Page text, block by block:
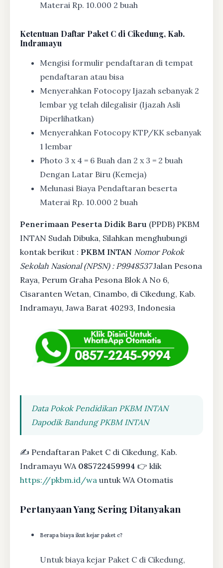
Materai Rp. 10.000 2 buah
Ketentuan Daftar Paket C di Cikedung, Kab.
Indramayu
Mengisi formulir pendaftaran di tempat
pendaftaran atau bisa
Menyerahkan Fotocopy Ijazah sebanyak 2
lembar yg telah dilegalisir (Ijazah Asli
Diperlihatkan)
Menyerahkan Fotocopy KTP/KK sebanyak
1 lembar
Photo 3 x 4 = 6 Buah dan 2 x 3 = 2 buah
Dengan Latar Biru (Kemeja)
Melunasi Biaya Pendaftaran beserta
Materai Rp. 10.000 2 buah
Penerimaan Peserta Didik Baru (PPDB) PKBM
INTAN Sudah Dibuka, Silahkan menghubungi
kontak berikut : PKBM INTAN Nomor Pokok
Sekolah Nasional (NPSN) : P9948537Jalan Pesona
Raya, Perum Graha Pesona Blok A No 6,
Cisaranten Wetan, Cinambo, di Cikedung, Kab.
Indramayu, Jawa Barat 40293, Indonesia
Data Pokok Pendidikan PKBM INTAN
Dapodik Bandung PKBM INTAN
✍ Pendaftaran Paket C di Cikedung, Kab.
Indramayu WA 085722459994 👉 klik
https://pkbm.id/wa untuk WA Otomatis
Pertanyaan Yang Sering Ditanyakan
Berapa biaya ikut kejar paket c?
Untuk biaya kejar Paket C di Cikedung,